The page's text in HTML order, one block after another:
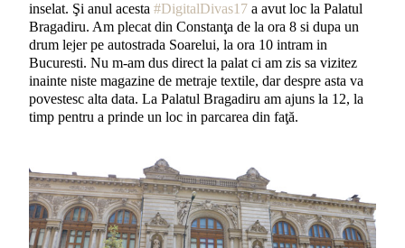
inselat. Şi anul acesta #DigitalDivas17 a avut loc la Palatul
Bragadiru. Am plecat din Constanţa de la ora 8 si dupa un
drum lejer pe autostrada Soarelui, la ora 10 intram in
Bucuresti. Nu m-am dus direct la palat ci am zis sa vizitez
inainte niste magazine de metraje textile, dar despre asta va
povestesc alta data. La Palatul Bragadiru am ajuns la 12, la
timp pentru a prinde un loc in parcarea din faţă.